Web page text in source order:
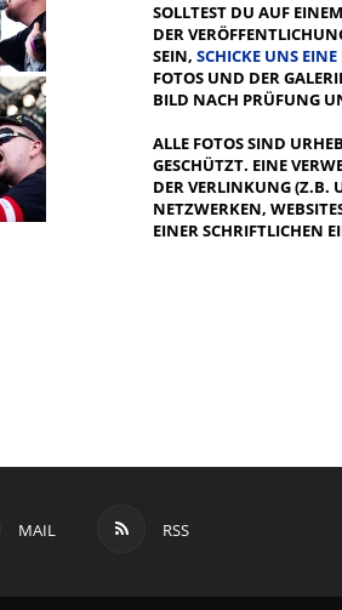
SOLLTEST DU AUF
DER
SEIN, SCHICKE UNS
FOTOS UND DER
BILD NACH PRÜFUNG
ALLE FOTOS SIND
GESCHÜTZT. EINE
ER VERLINKUNG (Z.B.
ETZWERKEN,
INER SCHRIFTLICHEN
MAIL RSS